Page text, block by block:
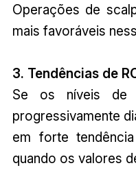
Operações de
mais favoráveis
3. Tendências de
Se os níveis de
progressivamente
em forte
quando os valores